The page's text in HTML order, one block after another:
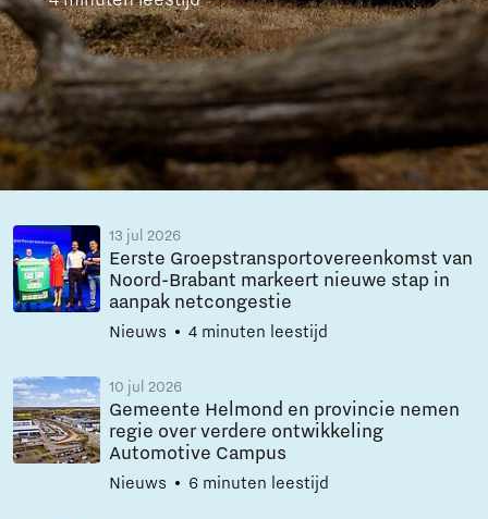
13 jul 2026
Eerste Groepstransportovereenkomst van
Noord-Brabant markeert nieuwe stap in
aanpak netcongestie
Nieuws 4 minuten leestijd
10 jul 2026
Gemeente Helmond en provincie nemen
regie over verdere ontwikkeling
Automotive Campus
Nieuws 6 minuten leestijd